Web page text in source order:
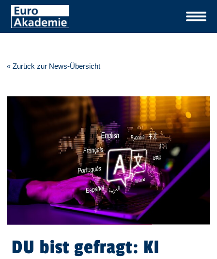
« Zurück zur News-Übersicht
DU bist gefragt: KI